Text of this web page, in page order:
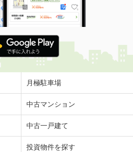
月極駐車場
中古マンション
中古一戸建て
投資物件を探す